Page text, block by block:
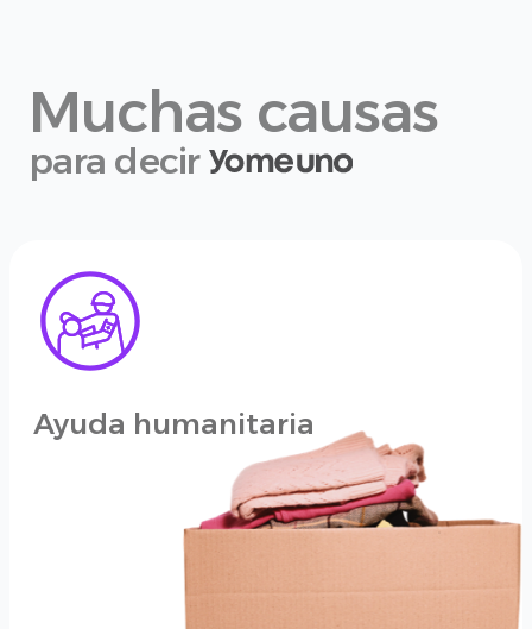
Muchas causas
para decir
Ayuda humanitaria